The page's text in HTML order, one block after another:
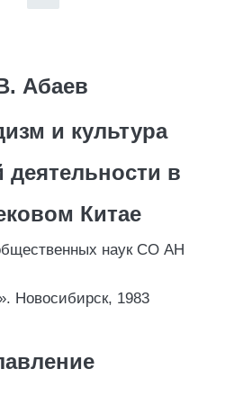
Абаев
и культура
деятельности в
Китае
наук СО АН
Новосибирск, 1983